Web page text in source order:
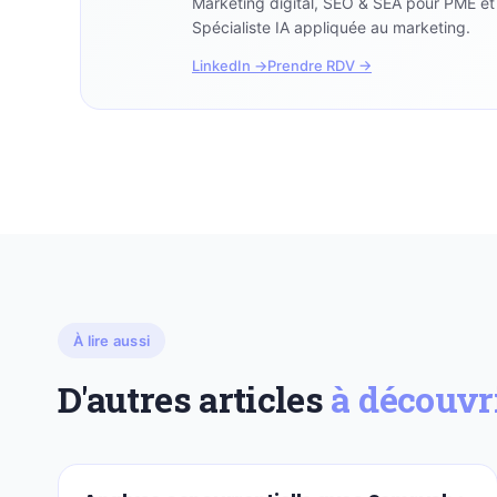
Spécialiste IA appliquée au marketing.
LinkedIn →Prendre RDV →
À lire aussi
D'autres articlesà
SEO-REFERENCEMEN